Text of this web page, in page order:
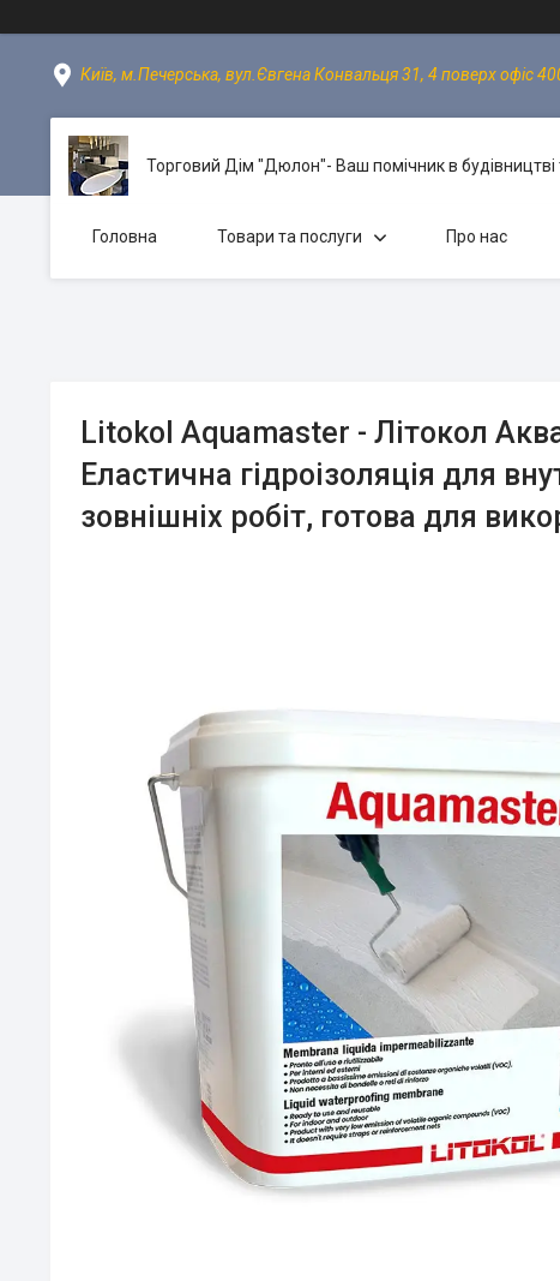
Київ, м.Печерська, вул.Євгена Конвальця 31, 4 поверх офіс
Торговий Дім "Дюлон"- Ваш помічник в будівництві
Головна Товари та послуги Про нас
Litokol Aquamaster - Літокол
Еластична гідроізоляція для
зовнішніх робіт, готова для